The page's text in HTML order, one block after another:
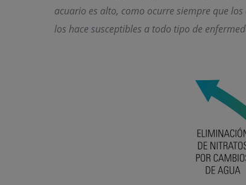
acuario es alto, como ocurre siempre que
los hace susceptibles a todo tipo de